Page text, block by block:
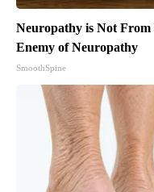
Neuropathy is Not
Enemy of Neuropathy
SmoothSpine